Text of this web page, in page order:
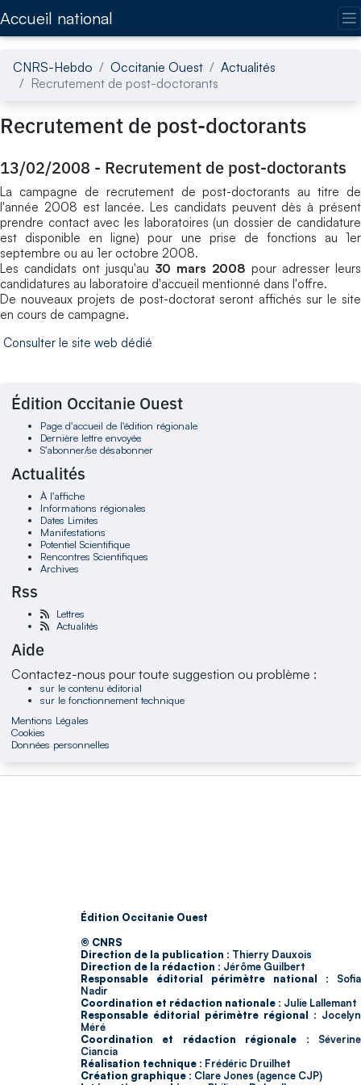
Accueil national
CNRS-Hebdo Occitanie Ouest
Actualités
Recrutement de post-doctorants
Recrutement de post-doctorants
13/02/2008 - Recrutement de post-doctorants
La campagne de recrutement de post-doctorants au titre de
l'année 2008 est lancée. Les candidats peuvent dès à présent
prendre contact avec les laboratoires (un dossier de candidature
est disponible en ligne) pour une prise de fonctions au 1er
septembre ou au 1er octobre 2008.
Les candidats ont jusqu'au 30 mars 2008 pour adresser leurs
candidatures au laboratoire d'accueil mentionné dans l'offre.
De nouveaux projets de post-doctorat seront affichés sur le site
en cours de campagne.
Consulter le site web dédié
Édition Occitanie Ouest
Page d'accueil de l'édition régionale
Dernière lettre envoyée
S'abonner/se désabonner
Actualités
À l'affiche
Informations régionales
Dates Limites
Manifestations
Potentiel Scientifique
Rencontres Scientifiques
Archives
Rss
Lettres
Actualités
Aide
Contactez-nous pour toute suggestion ou problème :
sur le contenu éditorial
sur le fonctionnement technique
Mentions Légales
Cookies
Données personnelles
Édition Occitanie Ouest
© CNRS
Direction de la publication : Thierry Dauxois
Direction de la rédaction : Jérôme Guilbert
Responsable éditorial périmètre national : Sofia
Nadir
Coordination et rédaction nationale : Julie Lallemant
Responsable éditorial périmètre régional : Jocelyn
Méré
Coordination et rédaction régionale : Séverine
Ciancia
Réalisation technique : Frédéric Druilhet
Création graphique : Clare Jones (agence CJP)